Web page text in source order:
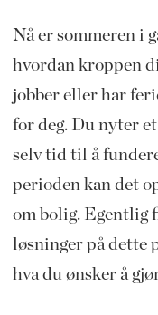
Nå er sommeren i
hvordan kroppen
jobber eller har
for deg. Du nyter
selv tid til å
perioden kan det
om bolig. Egentlig
løsninger på dette
hva du ønsker å